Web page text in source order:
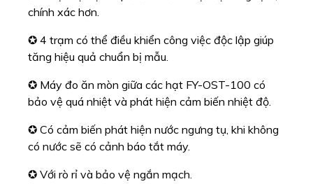
hiện và tắt máy nếu có rò rỉ chất lỏng.
✪ Có thể điều khiển bằng điều khiển từ xa của máy
tính.
✪ Có thể kết nối để tuần hoàn nước ngưng mà
không cần dựa vào nguồn nước bên ngoài, nhờ đó
✪ Có thể vận hành bằng tủ hút, khi có rò rỉ hơi
mở tủ hút để tránh gây hại cho cơ thể người vận